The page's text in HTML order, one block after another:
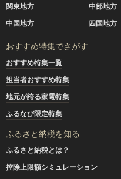
関東地方
中部地方
中国地方
四国地方
おすすめ特集でさがす
おすすめ特集一覧
担当者おすすめ特集
地元が誇る家電特集
ふるなび限定特集
ふるさと納税を知る
ふるさと納税とは？
控除上限額シミュレーション